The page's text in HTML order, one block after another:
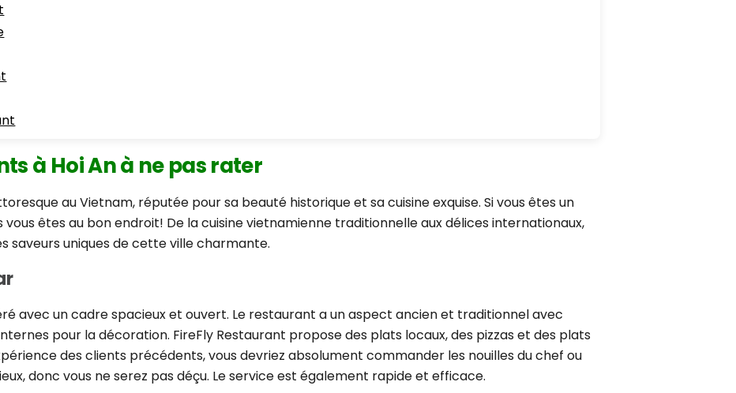
à Hoi An à ne pas rater
au Vietnam, réputée pour sa beauté historique et sa cuisine exquise. Si vous êtes un
êtes au bon endroit! De la cuisine vietnamienne traditionnelle aux délices internationaux,
saveurs uniques de cette ville charmante.
avec un cadre spacieux et ouvert. Le restaurant a un aspect ancien et traditionnel avec
pour la décoration. FireFly Restaurant propose des plats locaux, des pizzas et des plats
des clients précédents, vous devriez absolument commander les nouilles du chef ou
donc vous ne serez pas déçu. Le service est également rapide et efficace.